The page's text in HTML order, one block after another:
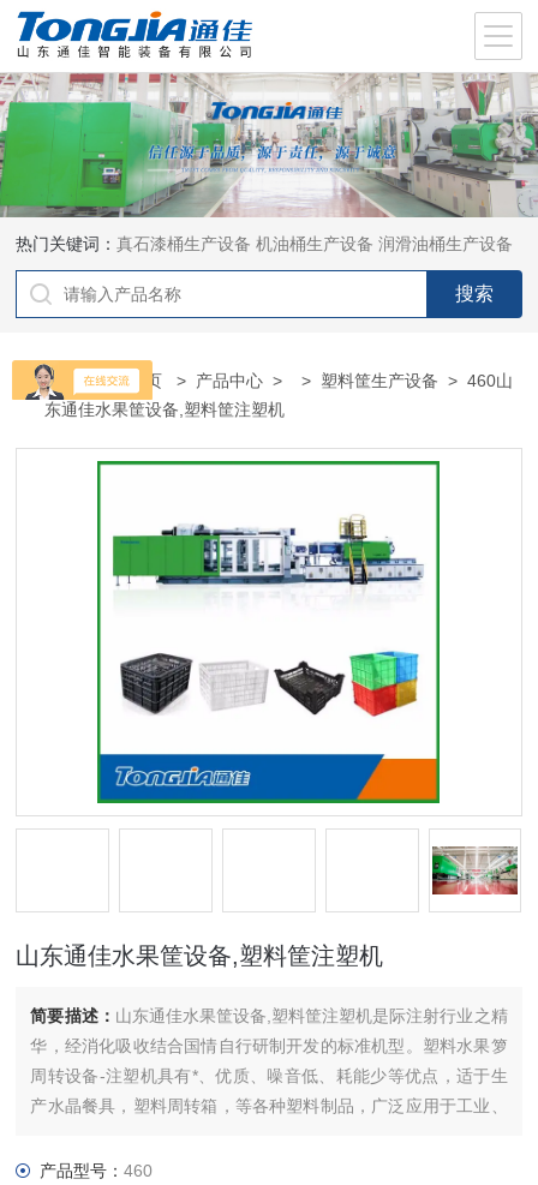
热门关键词：真石漆桶生产设备 机油桶生产设备 润滑油桶生产设备
当前位置：首页 > 产品中心 > > 塑料筐生产设备 > 460山
东通佳水果筐设备,塑料筐注塑机
山东通佳水果筐设备,塑料筐注塑机
简要描述： 山东通佳水果筐设备,塑料筐注塑机是际注射行业之精
华，经消化吸收结合国情自行研制开发的标准机型。塑料水果箩
周转设备-注塑机具有*、优质、噪音低、耗能少等优点，适于生
产水晶餐具，塑料周转箱，等各种塑料制品，广泛应用于工业、
产品型号：460